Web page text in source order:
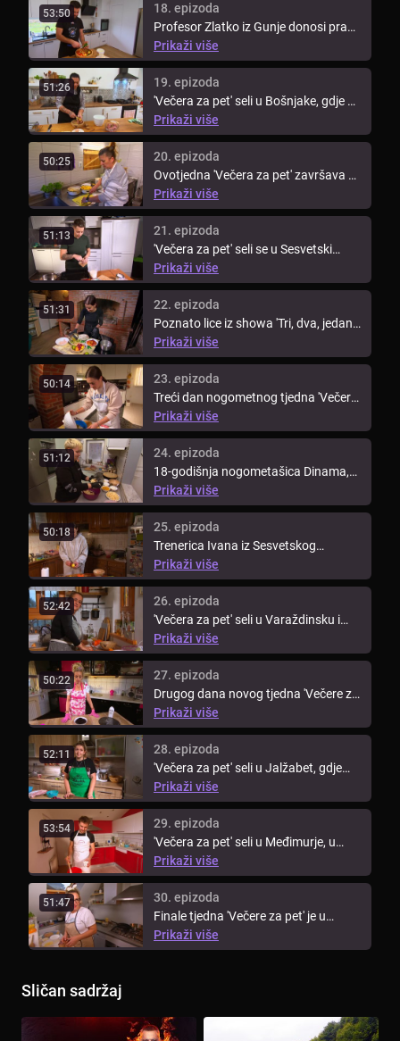
53:50
18. epizoda
Profesor Zlatko iz Gunje donosi pravu
slavonsku feštu u svoju ...
Prikaži više
51:26
19. epizoda
'Večera za pet' seli u Bošnjake, gdje se
nakon 15 godina vraća frizer ...
Prikaži više
50:25
20. epizoda
Ovotjedna 'Večera za pet' završava u
Gradištu, gdje Željka priprema ...
Prikaži više
51:13
21. epizoda
'Večera za pet' seli se u Sesvetski
Kraljevec, gdje će domaćica Ana ...
Prikaži više
51:31
22. epizoda
Poznato lice iz showa 'Tri, dva, jedan,
kuhaj!', Dina, spaja nogomet ...
Prikaži više
50:14
23. epizoda
Treći dan nogometnog tjedna 'Večera
za pet' vodi nas u Lupoglav, gdje ...
Prikaži više
51:12
24. epizoda
18-godišnja nogometašica Dinama,
Dorotea, zakoračila je iz terena u ...
Prikaži više
50:18
25. epizoda
Trenerica Ivana iz Sesvetskog
Kraljevca dolazi na red u tjednu ...
Prikaži više
52:42
26. epizoda
'Večera za pet' seli u Varaždinsku i
Međimursku županiju. Tjedan ...
Prikaži više
50:22
27. epizoda
Drugog dana novog tjedna 'Večere za
pet' ekipa seli u Međimurje, ...
Prikaži više
52:11
28. epizoda
'Večera za pet' seli u Jalžabet, gdje
Slađana dočekuje ekipu domaćom ...
Prikaži više
53:54
29. epizoda
'Večera za pet' seli u Međimurje, u
Sveti Martin na Muri, gdje ...
Prikaži više
51:47
30. epizoda
Finale tjedna 'Večere za pet' je u
Strahonincu, gdje je domačica ...
Prikaži više
Sličan sadržaj